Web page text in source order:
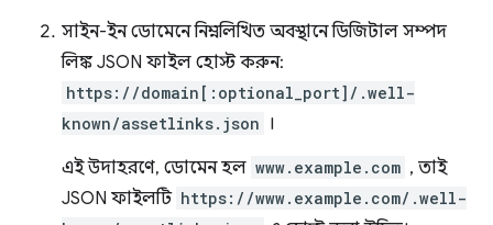
সাইন-ইন ডোমেনে নিম্নলিখিত অবস্থানে ডিজিটাল সম্পদ
লিঙ্ক JSON ফাইল হোস্ট করুন:
https://domain[:optional_port]/.well-
known/assetlinks.json ।
এই উদাহরণে, ডোমেন হল www.example.com , তাই
JSON ফাইলটি https://www.example.com/.well-